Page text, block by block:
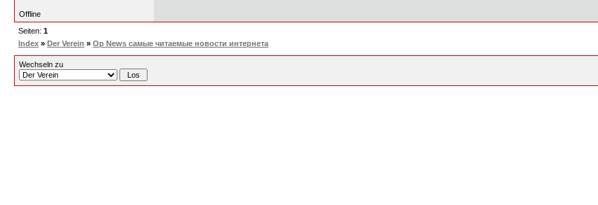
Offline
Seiten: 1
Index » Der Verein » Op News самые читаемые новости интернета
Wechseln zu